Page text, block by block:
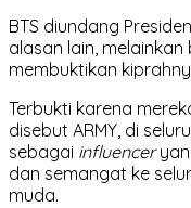
BTS diundang
alasan lain,
membuktikan
Terbukti karena
disebut ARMY, di
sebagai influencer
dan semangat ke
muda.